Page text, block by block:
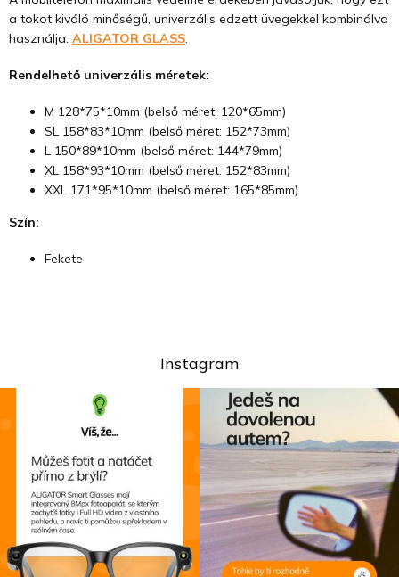
a tokot kiváló minőségű, univerzális edzett üvegekkel kombinálva
használja: ALIGATOR GLASS.
Rendelhető univerzális méretek:
M 128*75*10mm (belső méret: 120*65mm)
SL 158*83*10mm (belső méret: 152*73mm)
L 150*89*10mm (belső méret: 144*79mm)
XL 158*93*10mm (belső méret: 152*83mm)
XXL 171*95*10mm (belső méret: 165*85mm)
Szín:
Fekete
Instagram